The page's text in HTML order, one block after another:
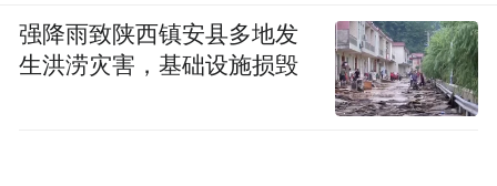
强降雨致陕西镇安县多地发
生洪涝灾害，基础设施损毁